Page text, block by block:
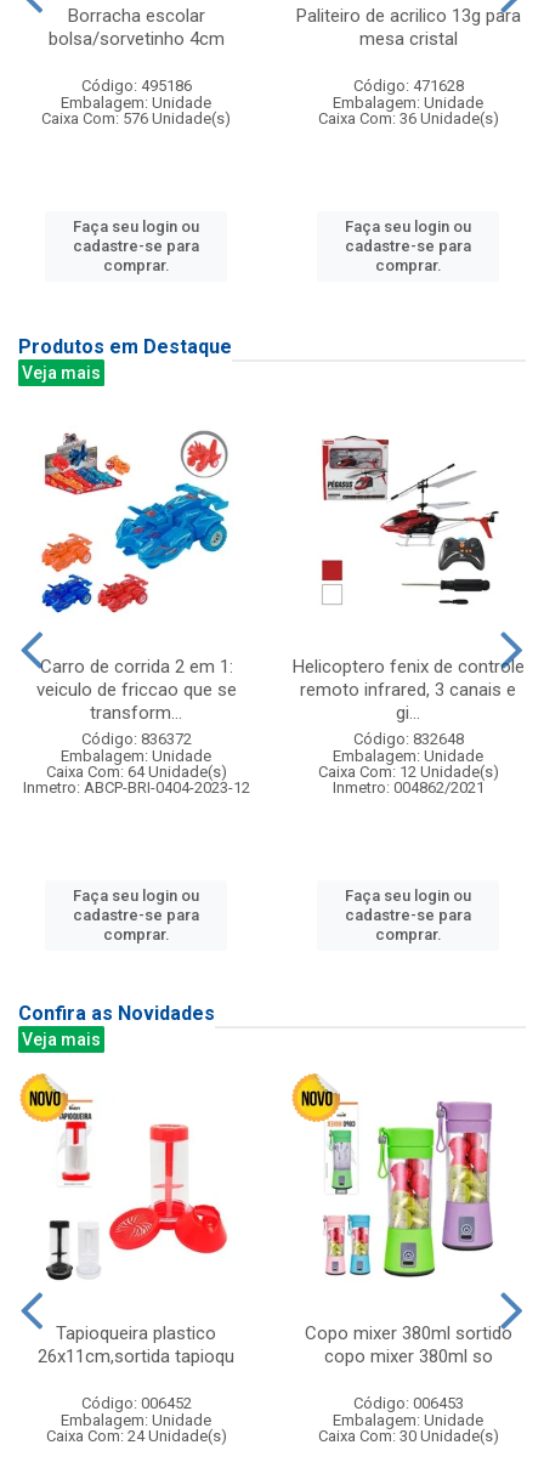
Borracha escolar
bolsa/sorvetinho 4cm
Código: 495186
Embalagem: Unidade
Caixa Com: 576 Unidade(s)
Faça seu login ou
cadastre-se para
comprar.
Paliteiro de acrilico 13g para
mesa cristal
Código: 471628
Embalagem: Unidade
Caixa Com: 36 Unidade(s)
Faça seu login ou
cadastre-se para
comprar.
Produtos em Destaque
Veja mais
Carro de corrida 2 em 1:
veiculo de friccao que se
transform...
Código: 836372
Embalagem: Unidade
Caixa Com: 64 Unidade(s)
Inmetro: ABCP-BRI-0404-2023-12
Faça seu login ou
cadastre-se para
comprar.
Helicoptero fenix de controle
remoto infrared, 3 canais e
gi...
Código: 832648
Embalagem: Unidade
Caixa Com: 12 Unidade(s)
Inmetro: 004862/2021
Faça seu login ou
cadastre-se para
comprar.
Confira as Novidades
Veja mais
Tapioqueira plastico
26x11cm,sortida tapioqu
Código: 006452
Embalagem: Unidade
Caixa Com: 24 Unidade(s)
Copo mixer 380ml sortido
copo mixer 380ml so
Código: 006453
Embalagem: Unidade
Caixa Com: 30 Unidade(s)